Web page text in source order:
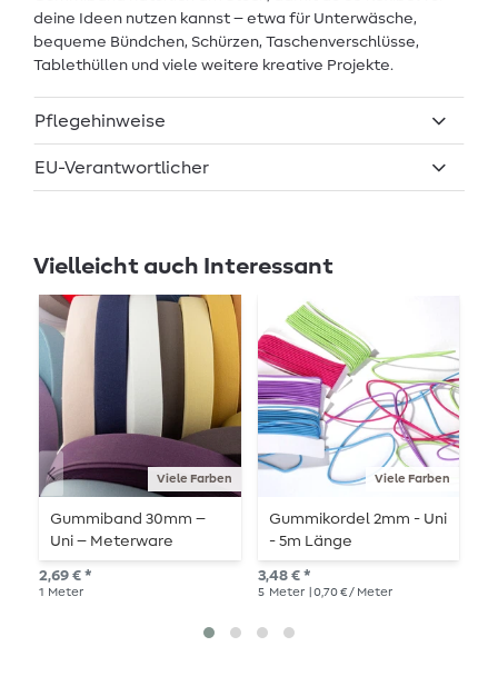
deine Ideen nutzen kannst – etwa für Unterwäsche,
bequeme Bündchen, Schürzen, Taschenverschlüsse,
Tablethüllen und viele weitere kreative Projekte.
Pflegehinweise
EU-Verantwortlicher
Vielleicht auch Interessant
Viele Farben
Gummiband 30mm –
Uni – Meterware
2,69 € *
1 Meter
Viele Farben
Gummikordel 2mm - Uni
- 5m Länge
3,48 € *
5 Meter | 0,70 € / Meter